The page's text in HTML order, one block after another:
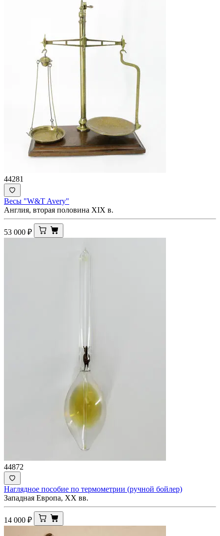
44281
Весы "W&T Avery"
Англия, вторая половина XIX в.
53 000 ₽
44872
Наглядное пособие по термометрии (ручной бойлер)
Западная Европа, ХХ вв.
14 000 ₽